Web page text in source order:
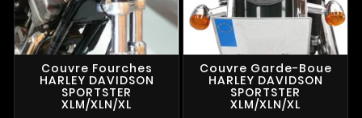
Couvre Fourches
HARLEY DAVIDSON
SPORTSTER
XLM/XLN/XL
Couvre Garde-Boue
HARLEY DAVIDSON
SPORTSTER
XLM/XLN/XL